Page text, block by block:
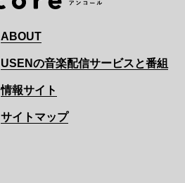
ABOUT
USENの音楽配信サービスと番組
情報サイト
サイトマップ